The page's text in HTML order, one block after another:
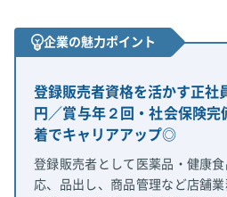
企業の魅力ポイント
登録販売者資格を活かす正社
円／賞与年２回・社会保険
着でキャリアアップ◎
登録販売者として医薬品・健康
応、品出し、商品管理など店舗業